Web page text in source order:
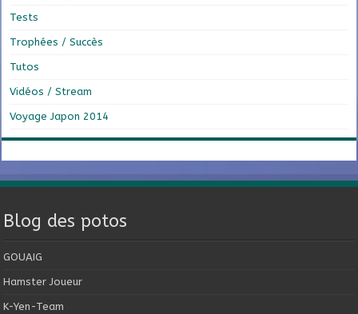
Tests
Trophées / Succès
Tutos
Vidéos / Stream
Voyage Japon 2014
Blog des potos
GOUAIG
Hamster Joueur
K-Yen-Team